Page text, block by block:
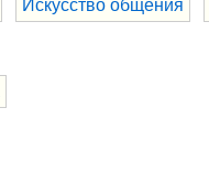
Искусство общения